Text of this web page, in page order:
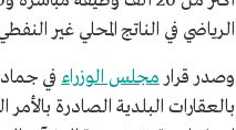
الرياضي في الناتج المحلي غير النفطي إلى أكثر من
وصدر قرار مجلس الوزراء
بالعقارات البلدية الصادرة